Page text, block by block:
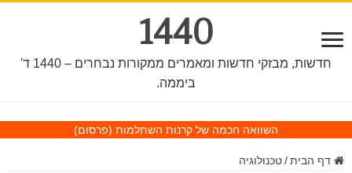
1440
חדשות, מבזקי חדשות ומאמרים ממקורות נבחרים – 1440 ד'
ביממה.
השוואה חכמה של קרנות השתלמות (פרסום)
דף הבית / טכנולוגיה